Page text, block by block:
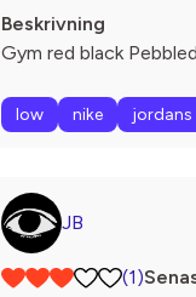
Beskrivning
Gym red black
low nike jordans
JB
(1)